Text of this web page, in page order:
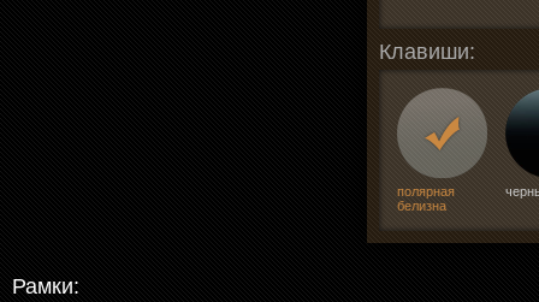
Клавиши:
полярная
белизна
Рамки: